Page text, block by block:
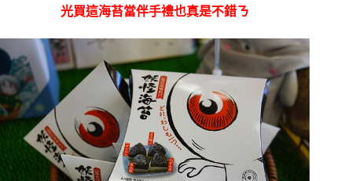
光買這海苔當伴手禮也真是不錯ㄋ